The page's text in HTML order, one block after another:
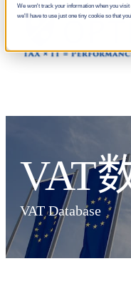
We won't track your information when you
we'll have to use just one tiny cookie so that
VAT
VAT Database